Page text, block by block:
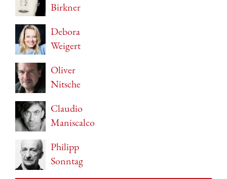
Birkner
Debora
Weigert
Oliver
Nitsche
Claudio
Maniscalco
Philipp
Sonntag